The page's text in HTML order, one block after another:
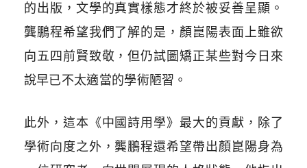
的出版，文學的真實樣態才終於被妥善呈顯。
龔鵬程希望我們了解的是，顏崑陽表面上雖欲
向五四前賢致敬，但仍試圖矯正某些對今日來
說早已不太適當的學術陋習。
此外，這本《中國詩用學》最大的貢獻，除了
學術向度之外，龔鵬程還希望帶出顏崑陽身為